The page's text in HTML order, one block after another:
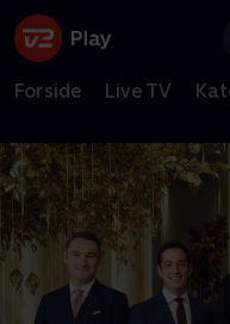
Forside Live TV